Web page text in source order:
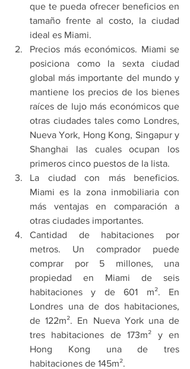
que te pueda ofrecer beneficios en
tamaño frente al costo, la ciudad
ideal es Miami.
Precios más económicos. Miami se
posiciona como la sexta ciudad
global más importante del mundo y
mantiene los precios de los bienes
raíces de lujo más económicos que
otras ciudades tales como Londres,
Nueva York, Hong Kong, Singapur y
Shanghai las cuales ocupan los
primeros cinco puestos de la lista.
La ciudad con más beneficios.
Miami es la zona inmobiliaria con
más ventajas en comparación a
otras ciudades importantes.
Cantidad de habitaciones por
metros. Un comprador puede
comprar por 5 millones, una
propiedad en Miami de seis
habitaciones y de 601 m². En
Londres una de dos habitaciones,
de 122m². En Nueva York una de
tres habitaciones de 173m² y en
Hong Kong una de tres
habitaciones de 145m².